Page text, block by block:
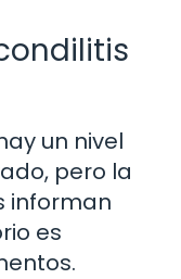
un nivel
pero la
informan
es